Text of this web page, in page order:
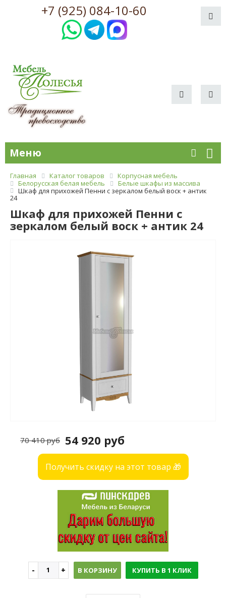
+7 (925) 084-10-60
Меню
Главная Каталог товаров
Корпусная мебель
Белорусская белая мебель
Белые шкафы из массива
Шкаф для прихожей Пенни с зеркалом белый воск + антик
24
Шкаф для прихожей Пенни с
зеркалом белый воск + антик 24
54 920 руб
70 410 руб
Получить скидку на этот товар 🎁
В КОРЗИНУ КУПИТЬ В 1 КЛИК